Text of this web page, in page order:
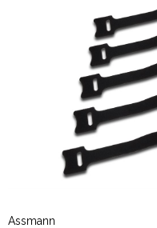
Assmann